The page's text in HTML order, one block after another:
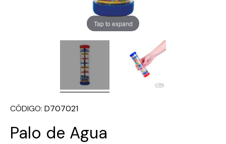
Tap to expand
CÓDIGO D707021
Palo de Agua